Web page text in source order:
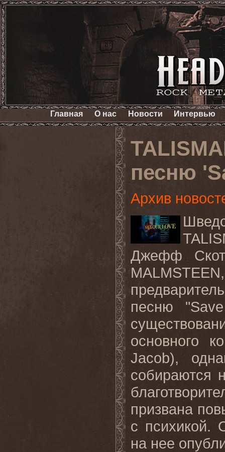
Главная О нас Новости Интервью
песню
Архив
Джефф
песню
основного
Jacob),
собираются
призвана
с психикой.
на нее